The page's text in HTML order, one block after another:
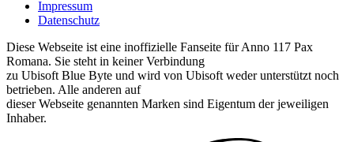
Impressum
Datenschutz
Diese Webseite ist eine inoffizielle Fanseite für Anno 117 Pax
Romana. Sie steht in keiner Verbindung
zu Ubisoft Blue Byte und wird von Ubisoft weder unterstützt noch
betrieben. Alle anderen auf
dieser Webseite genannten Marken sind Eigentum der jeweiligen
Inhaber.